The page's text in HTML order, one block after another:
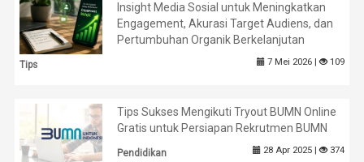
Insight Media Sosial untuk Meningkatkan
Engagement, Akurasi Target Audiens, dan
Pertumbuhan Organik Berkelanjutan
Tips 7 Mei 2026 | 109
Tips Sukses Mengikuti Tryout BUMN Online
Gratis untuk Persiapan Rekrutmen BUMN
Pendidikan 28 Apr 2025 | 374